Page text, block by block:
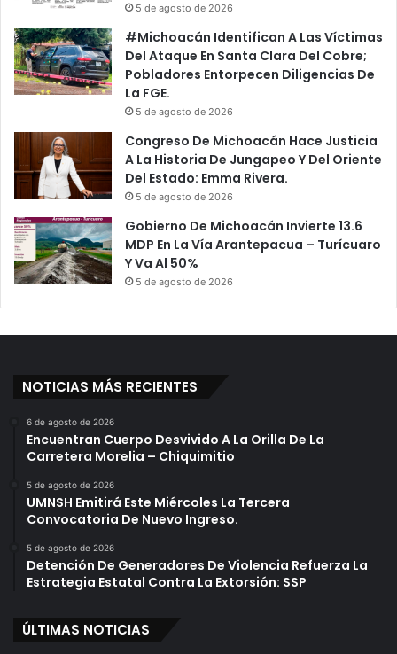
5 de agosto de 2026
#Michoacán Identifican A Las Víctimas
Del Ataque En Santa Clara Del Cobre;
Pobladores Entorpecen Diligencias De
La FGE.
5 de agosto de 2026
Congreso De Michoacán Hace Justicia
A La Historia De Jungapeo Y Del Oriente
Del Estado: Emma Rivera.
5 de agosto de 2026
Gobierno De Michoacán Invierte 13.6
MDP En La Vía Arantepacua – Turícuaro
Y Va Al 50%
5 de agosto de 2026
NOTICIAS MÁS RECIENTES
6 de agosto de 2026
Encuentran Cuerpo Desvivido A La Orilla De La
Carretera Morelia – Chiquimitio
5 de agosto de 2026
UMNSH Emitirá Este Miércoles La Tercera
Convocatoria De Nuevo Ingreso.
5 de agosto de 2026
Detención De Generadores De Violencia Refuerza La
Estrategia Estatal Contra La Extorsión: SSP
ÚLTIMAS NOTICIAS